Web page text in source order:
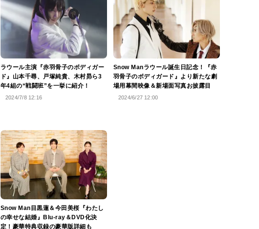
ラウール主演『赤羽骨子のボディガー
ド』山本千尋、戸塚純貴、木村昴ら3
年4組の“戦闘班”を一挙に紹介！
2024/7/8 12:16
Snow Manラウール誕生日記念！『赤
羽骨子のボディガード』より新たな劇
場用幕間映像＆新場面写真お披露目
2024/6/27 12:00
Snow Man目黒蓮＆今田美桜『わたし
の幸せな結婚』Blu-ray＆DVD化決
定！豪華特典収録の豪華版詳細も